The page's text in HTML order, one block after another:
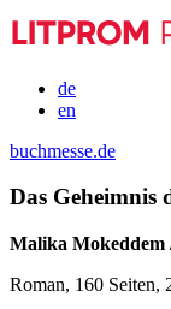
de
en
buchmesse.de
Das Geheimnis
Malika Mokeddem
Roman, 160 Seiten,